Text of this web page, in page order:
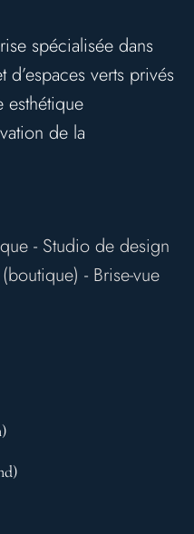
spécialisée dans
d’espaces verts privés
de la
- Studio de design
- Brise-vue